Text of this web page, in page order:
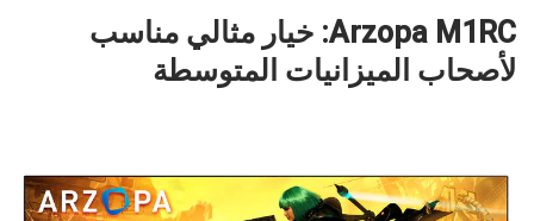
Arzopa M1RC: خيار مثالي مناسب
لأصحاب الميزانيات المتوسطة